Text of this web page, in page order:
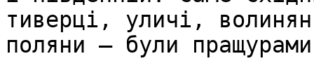
тиверці, уличі,
поляни – були